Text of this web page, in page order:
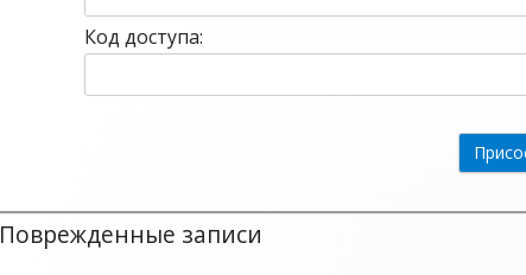
Код доступа:
Поврежденные записи